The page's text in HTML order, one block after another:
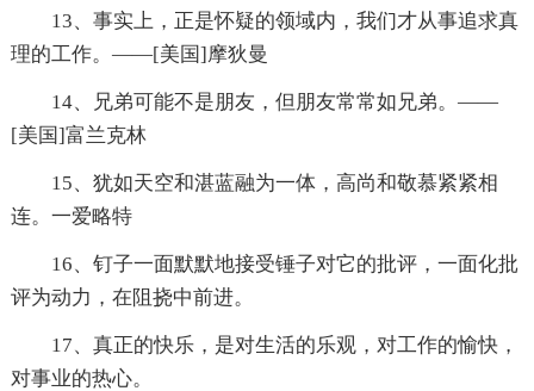
13、事实上，正是怀疑的领域内，我们才从事追求真
理的工作。——[美国]摩狄曼
14、兄弟可能不是朋友，但朋友常常如兄弟。——
[美国]富兰克林
15、犹如天空和湛蓝融为一体，高尚和敬慕紧紧相
连。一爱略特
16、钉子一面默默地接受锤子对它的批评，一面化批
评为动力，在阻挠中前进。
17、真正的快乐，是对生活的乐观，对工作的愉快，
对事业的热心。